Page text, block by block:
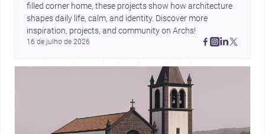
filled corner home, these projects show how architecture
shapes daily life, calm, and identity. Discover more
inspiration, projects, and community on Archs!
16 de julho de 2026